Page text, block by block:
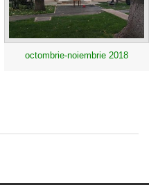
octombrie-noiembrie 2018